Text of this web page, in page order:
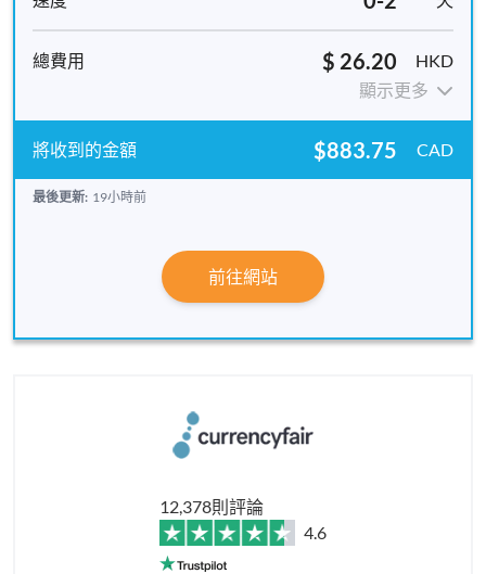
$ 26.20
HKD
顯示更多
$883.75 CAD
最後更新: 19小時前
前往網站
12,378則評論
4.6